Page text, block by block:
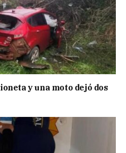
y una moto dejó dos